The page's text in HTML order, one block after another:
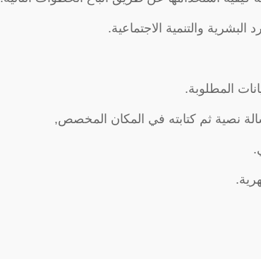
والتنمية الاجتماعية.
المطلوبة.
نصية ثم كتابته في المكان المخصص,